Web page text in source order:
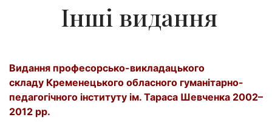
Інші видання
Видання професорсько-викладацького
складу Кременецького обласного гуманітарно-
педагогічного інституту ім. Тараса Шевченка 2002–
2012 рр.